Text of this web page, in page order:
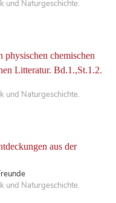
und Naturgeschichte.
physischen chemischen
Litteratur. Bd.1.,St.1.2.
und Naturgeschichte.
aus der
und Naturgeschichte.